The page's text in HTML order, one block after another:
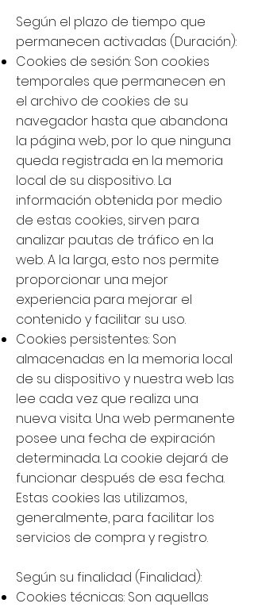
Según el plazo de tiempo que
permanecen activadas (Duración):
Cookies de sesión: Son cookies
temporales que permanecen en
el archivo de cookies de su
navegador hasta que abandona
la página web, por lo que ninguna
queda registrada en la memoria
local de su dispositivo. La
información obtenida por medio
de estas cookies, sirven para
analizar pautas de tráfico en la
web. A la larga, esto nos permite
proporcionar una mejor
experiencia para mejorar el
contenido y facilitar su uso.
Cookies persistentes: Son
almacenadas en la memoria local
de su dispositivo y nuestra web las
lee cada vez que realiza una
nueva visita. Una web permanente
posee una fecha de expiración
determinada. La cookie dejará de
funcionar después de esa fecha.
Estas cookies las utilizamos,
generalmente, para facilitar los
servicios de compra y registro.
Según su finalidad (Finalidad):
Cookies técnicas: Son aquellas